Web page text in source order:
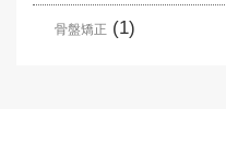
骨盤矯正 (1)